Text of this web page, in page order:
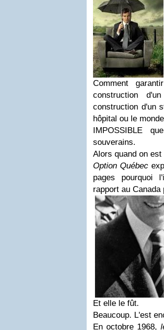
Comment
construction
construction d'un
hôpital ou le
IMPOSSIBLE
souverains.
Alors quand on est
Option Québec
pages pourquoi
rapport au
Et elle le fût.
Beaucoup. L'est
En octobre 1968,